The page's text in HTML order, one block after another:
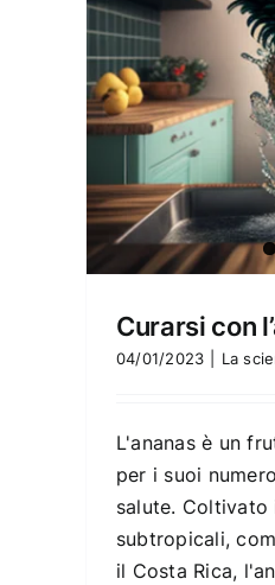
Curarsi con
04/01/2023 La
L'ananas è un
per i suoi
salute.
subtropicali,
il Costa Rica,